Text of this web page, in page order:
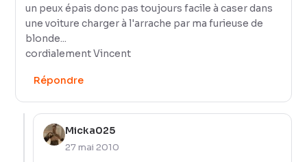
un peux épais donc pas toujours facile à caser dans
une voiture charger à l'arrache par ma furieuse de
blonde...
cordialement Vincent
Répondre
Micka025
27 mai 2010